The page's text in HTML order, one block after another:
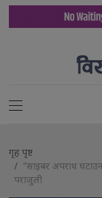
गृह पृष्ट
“साइबर अपराध
पराजुली